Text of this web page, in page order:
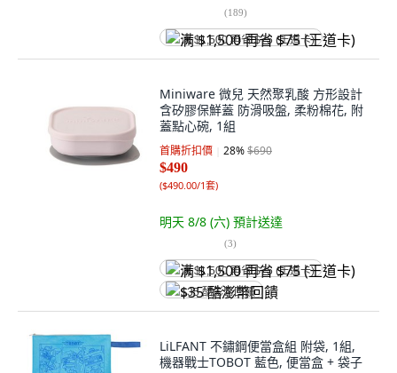
(189)
满 $1,500 再省 $75 (王道卡)
Miniware 微兒 天然聚乳酸 方形設計
含矽膠保鮮蓋 防滑吸盤, 柔粉棉花, 附
蓋點心碗, 1組
首購折扣價 28%$690
$490
($490.00/1套)
明天 8/8 (六) 預計送達
(3)
满 $1,500 再省 $75 (王道卡)
$35 酷澎幣回饋
LiLFANT 不鏽鋼便當盒組 附袋, 1組,
機器戰士TOBOT 藍色, 便當盒 + 袋子